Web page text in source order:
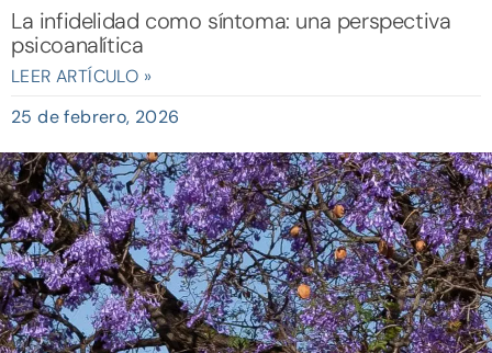
La infidelidad como síntoma: una perspectiva
psicoanalítica
LEER ARTÍCULO »
25 de febrero, 2026